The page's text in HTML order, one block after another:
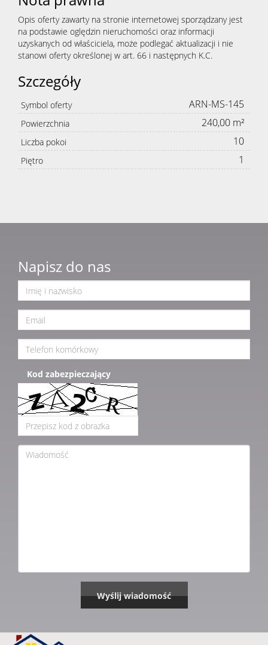
Opis oferty zawarty na stronie internetowej sporządzany jest
na podstawie oględzin nieruchomości oraz informacji
uzyskanych od właściciela, może podlegać aktualizacji i nie
stanowi oferty określonej w art. 66 i następnych K.C.
Szczegóły
Symbol oferty ARN-MS-145
Powierzchnia 240,00 m²
Liczba pokoi 10
Piętro 1
Napisz do nas
Kod zabezpieczający